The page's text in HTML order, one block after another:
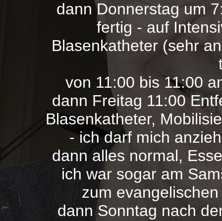
dann Donnerstag um
fertig - auf
Blasenkatheter (sehr
von 11:00 bis 11:00
dann Freitag 11:00
Blasenkatheter,
- ich darf mich
dann alles normal,
ich war sogar am
zum
dann Sonntag nach